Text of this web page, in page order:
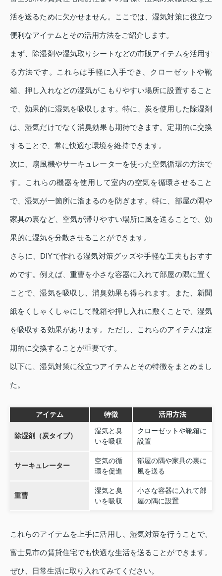
活を送るために欠かせません。ここでは、湿気対策に役立つ
便利なアイテムとその活用方法をご紹介します。
まず、除湿剤や湿気取りシートなどの市販アイテムを活用す
る方法です。これらは手軽に入手でき、クローゼットや靴
箱、押し入れなどの湿気がこもりやすい場所に設置すること
で、効果的に湿気を吸収します。特に、炭を使用した除湿剤
は、湿気だけでなく消臭効果も期待できます。定期的に交換
することで、常に快適な環境を維持できます。
次に、扇風機やサーキュレーターを使った空気循環の方法で
す。これらの機器を使用して室内の空気を循環させること
で、湿気が一箇所に溜まるのを防ぎます。特に、部屋の隅や
家具の裏など、空気が滞りやすい場所に風を送ることで、効
果的に湿気を分散させることができます。
さらに、DIYで作れる湿気対策グッズや手軽な工夫もおすす
めです。例えば、重曹を小さな容器に入れて部屋の隅に置く
ことで、湿気を吸収し、消臭効果も得られます。また、新聞
紙をくしゃくしゃにして靴箱や押し入れに敷くことで、湿気
を吸収する効果があります。ただし、これらのアイテムは定
期的に交換することが重要です。
以下に、湿気対策に役立つアイテムとその特徴をまとめまし
た。
アイテム 特徴 活用方法
除湿剤（炭タイプ）
湿気と臭
いを吸収
クローゼットや靴箱に
設置
サーキュレーター
空気の循
環を促進
部屋の隅や家具の裏に
風を送る
重曹
湿気と臭
いを吸収
小さな容器に入れて部
屋の隅に設置
これらのアイテムを上手に活用し、湿気対策を行うことで、
富士見市の賃貸住宅でも快適な生活を送ることができます。
ぜひ、日常生活に取り入れてみてください。